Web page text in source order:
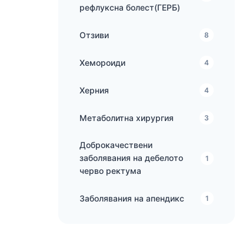
рефлуксна болест(ГЕРБ)
Отзиви 8
Хемороиди 4
Херния 4
Метаболитна хирургия 3
Доброкачествени
заболявания на дебелото
черво ректума
1
Заболявания на апендикс 1